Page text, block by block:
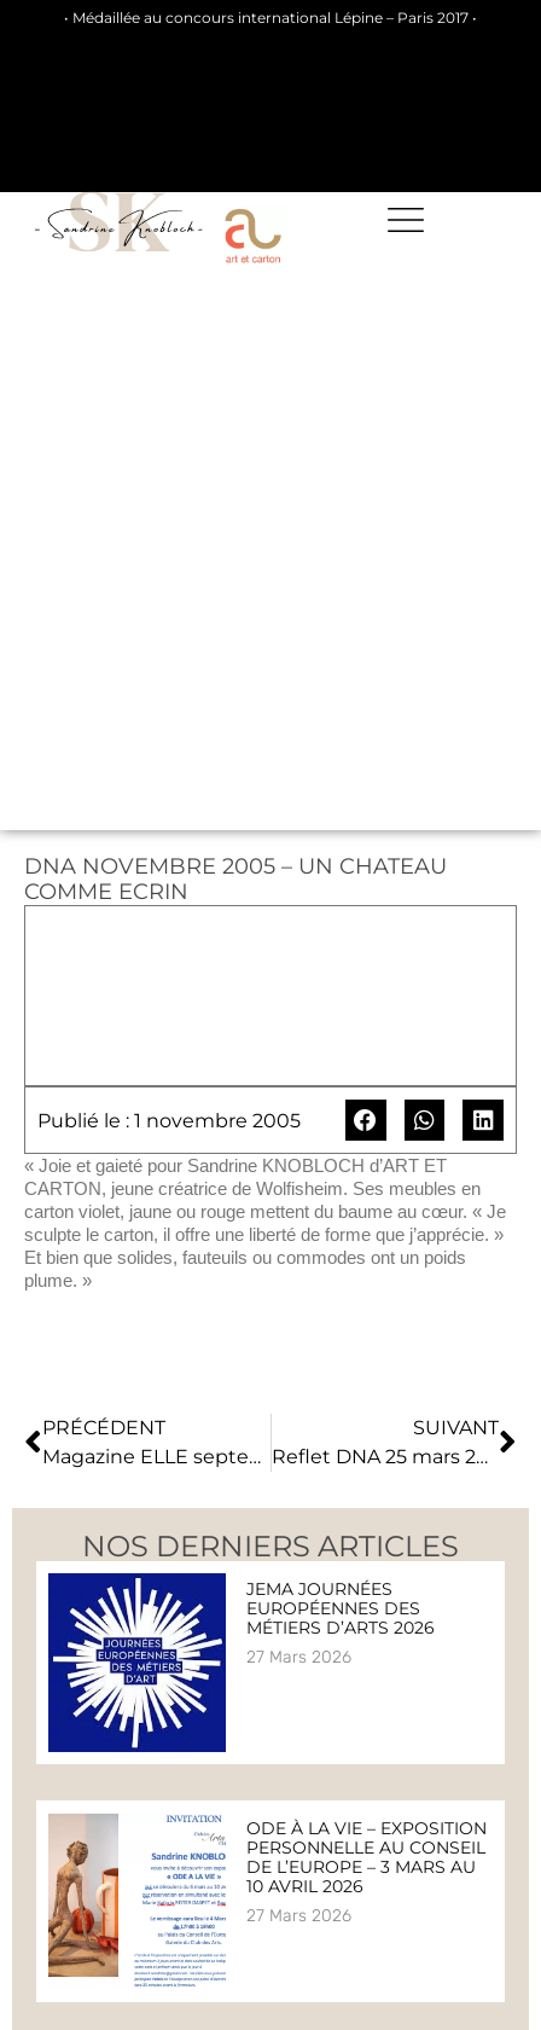
• Médaillée au concours international Lépine – Paris 2017 •
DNA NOVEMBRE 2005 – UN CHATEAU
COMME ECRIN
Publié le : 1 novembre 2005
« Joie et gaieté pour Sandrine KNOBLOCH d’ART ET
CARTON, jeune créatrice de Wolfisheim. Ses meubles en
carton violet, jaune ou rouge mettent du baume au cœur. « Je
sculpte le carton, il offre une liberté de forme que j’apprécie. »
Et bien que solides, fauteuils ou commodes ont un poids
plume. »
PRÉCÉDENT
Magazine ELLE septembre 2005 – OR, CARTON PATE
SUIVANT
Reflet DNA 25 mars 2006 – LE PLAISIR DE CREER
NOS DERNIERS ARTICLES
JEMA JOURNÉES
EUROPÉENNES DES
MÉTIERS D’ARTS 2026
27 Mars 2026
ODE À LA VIE – EXPOSITION
PERSONNELLE AU CONSEIL
DE L’EUROPE – 3 MARS AU
10 AVRIL 2026
27 Mars 2026